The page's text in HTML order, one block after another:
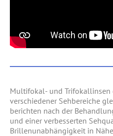
Multifokal- und Trifokallinsen
verschiedener Sehbereiche
berichten nach der
und einer verbesserten
Brillenunabhängigkeit in